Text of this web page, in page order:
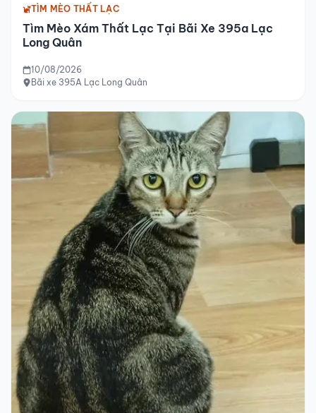
TÌM MÈO THẤT LẠC
Tìm Mèo Xám Thất Lạc Tại Bãi Xe 395a Lạc
Long Quân
10/08/2026
Bãi xe 395A Lạc Long Quân